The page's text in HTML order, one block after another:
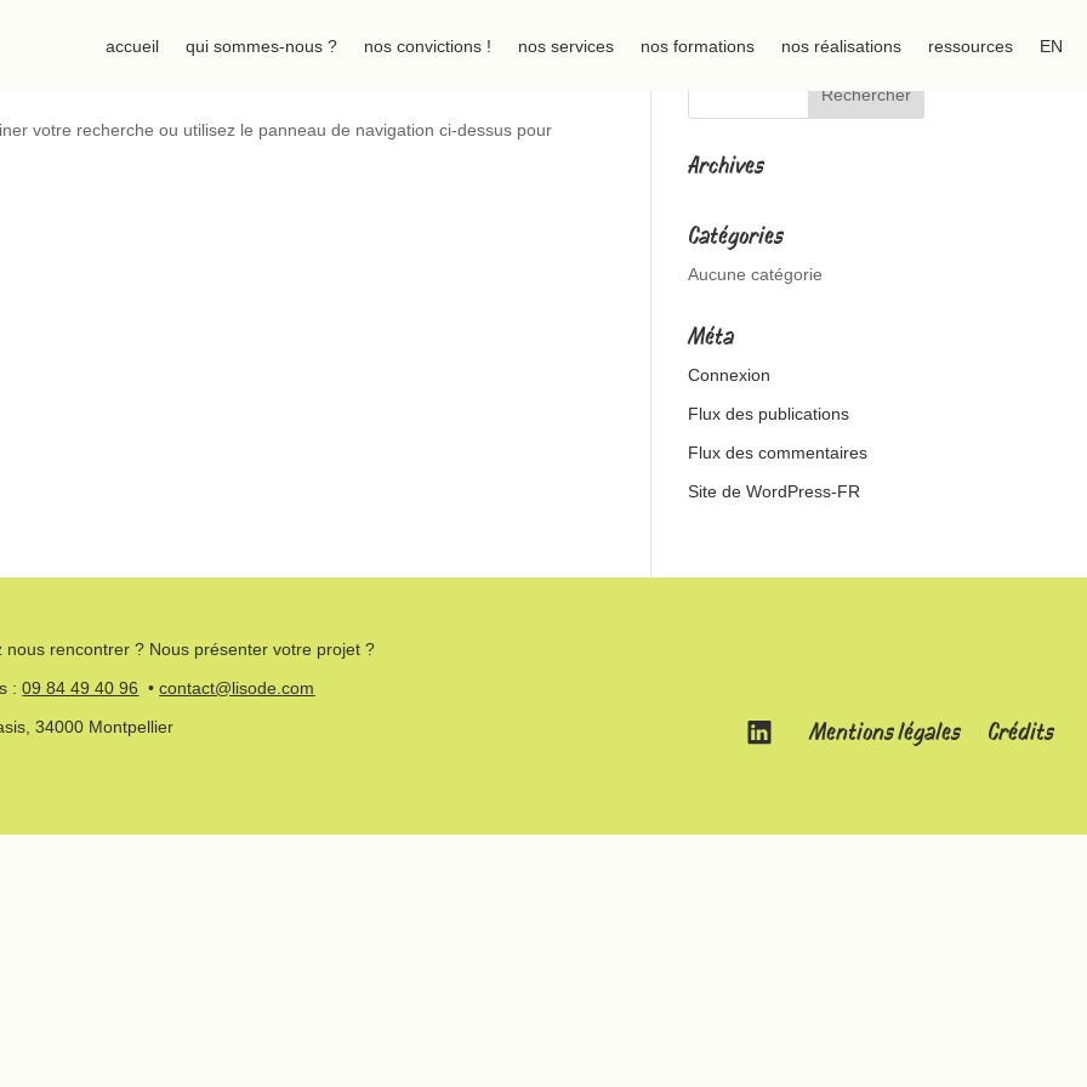
accueil qui sommes-nous ? nos convictions ! nos services nos formations nos réalisations ressources EN
votre recherche ou utilisez le panneau de navigation ci-dessus pour
Archives
Catégories
Aucune catégorie
Méta
Connexion
Flux des publications
Flux des commentaires
Site de WordPress-FR
nous rencontrer ? Nous présenter votre projet ?
:09 84 49 40 96 •contact@lisode.com
34000 Montpellier
Mentions légales Crédits